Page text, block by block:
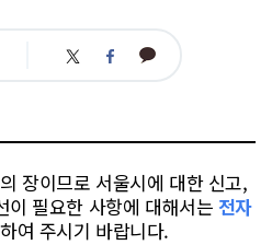
트 페 카
장이므로 서울시에 대한 신고,
이 필요한 사항에 대해서는 전자
하여 주시기 바랍니다.